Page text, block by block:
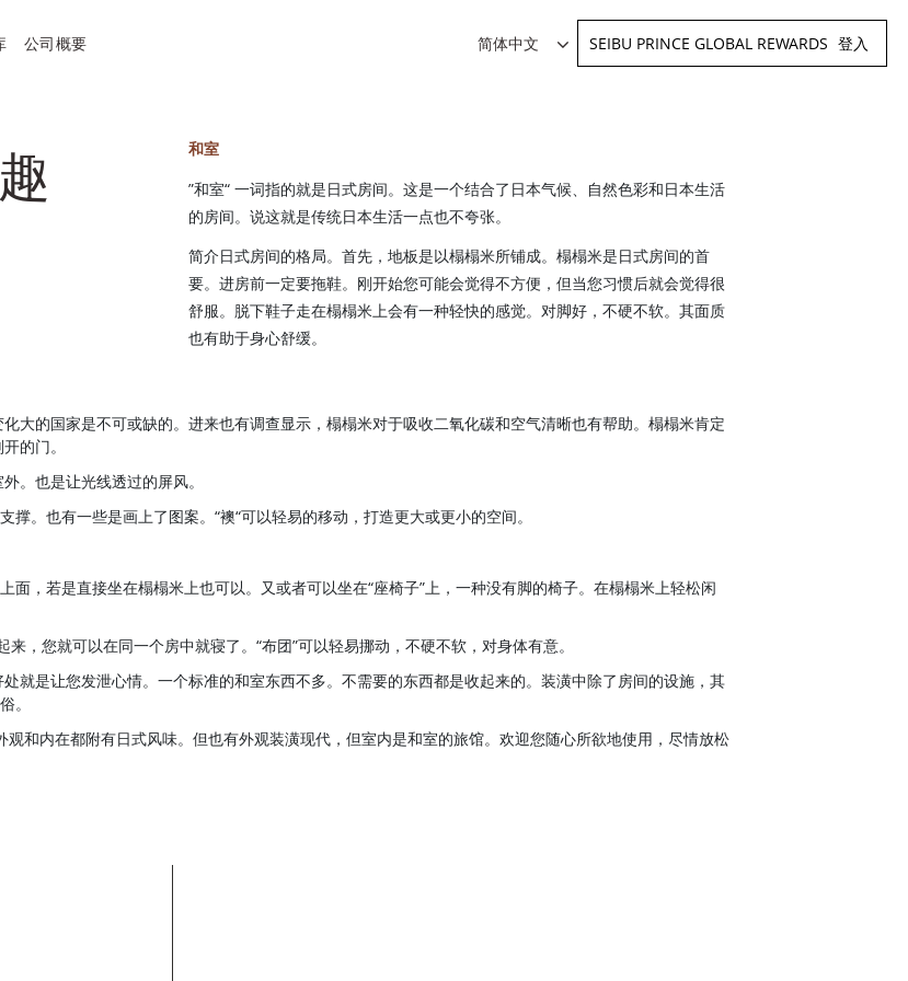
公司概要 简体中文 SEIBU PRINCE GLOBAL REWARDS 登入
和室
”和室“ 一词指的就是日式房间。这是一个结合了日本气候、自然色彩和日本生活
的房间。说这就是传统日本生活一点也不夸张。
简介日式房间的格局。首先，地板是以榻榻米所铺成。榻榻米是日式房间的首
要。进房前一定要拖鞋。刚开始您可能会觉得不方便，但当您习惯后就会觉得很
舒服。脱下鞋子走在榻榻米上会有一种轻快的感觉。对脚好，不硬不软。其面质
也有助于身心舒缓。
大的国家是不可或缺的。进来也有调查显示，榻榻米对于吸收二氧化碳和空气清晰也有帮助。榻榻米肯定
的门。
。也是让光线透过的屏风。
。也有一些是画上了图案。“襖“可以轻易的移动，打造更大或更小的空间。
面，若是直接坐在榻榻米上也可以。又或者可以坐在“座椅子”上，一种没有脚的椅子。在榻榻米上轻松闲
，您就可以在同一个房中就寝了。“布团”可以轻易挪动，不硬不软，对身体有意。
就是让您发泄心情。一个标准的和室东西不多。不需要的东西都是收起来的。装潢中除了房间的设施，其
。
和内在都附有日式风味。但也有外观装潢现代，但室内是和室的旅馆。欢迎您随心所欲地使用，尽情放松